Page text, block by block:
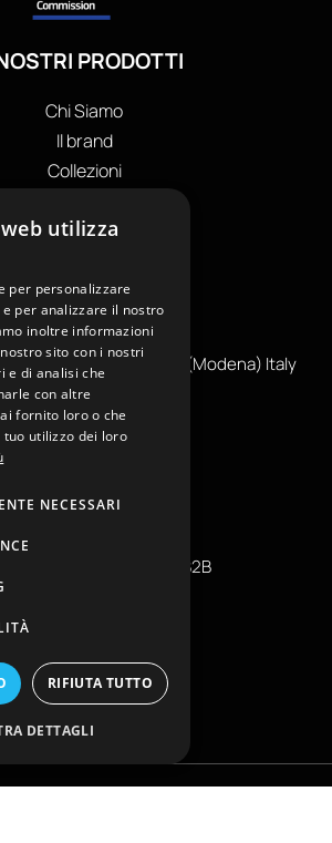
PRODOTTI
Chi Siamo
Il brand
Collezioni
Private Label
+390599130036
info@reamcarpi.it
36C, 41012 CARPI (Modena) Italy
P. Iva IT04039970365
UTILI
Contatti
generali di vendita B2B
Privacy policy
Cookie policy
utilizza
per personalizzare
per analizzare il nostro
inoltre informazioni
sito con i nostri
e di analisi che
con altre
fornito loro o che
utilizzo dei loro
NECESSARI
RIFIUTA TUTTO
DETTAGLI